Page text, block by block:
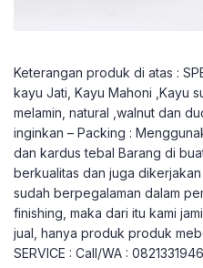
Keterangan produk di atas :
kayu Jati, Kayu Mahoni ,Kayu
melamin, natural ,walnut dan
inginkan – Packing :
dan kardus tebal Barang di
berkualitas dan juga
sudah berpegalaman dalam
finishing, maka dari itu kami
jual, hanya produk produk
SERVICE : Call/WA :